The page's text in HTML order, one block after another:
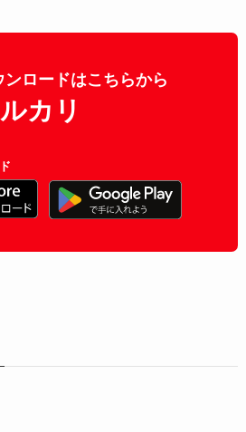
ンロードはこちらから
カリ